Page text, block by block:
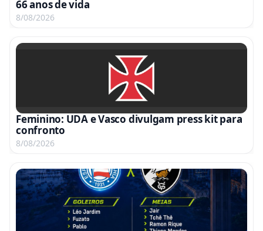
66 anos de vida
8/08/2026
Feminino: UDA e Vasco divulgam press kit para
confronto
8/08/2026